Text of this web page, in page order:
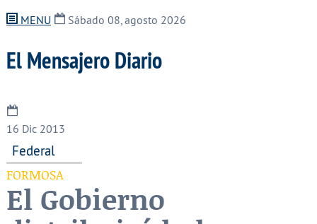
MENU Sábado 08, agosto 2026
El Mensajero Diario
16 Dic 2013
Federal
FORMOSA
El Gobierno